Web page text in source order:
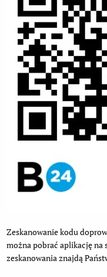
Zeskanowanie kodu
można pobrać aplikację na
zeskanowania znajdą